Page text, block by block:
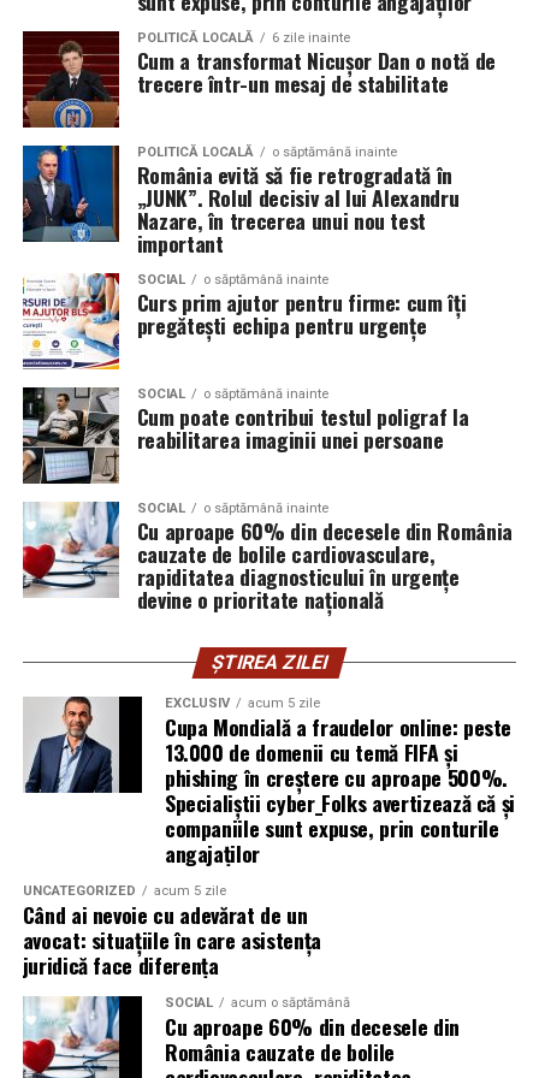
de la oameni, nu de la branduri, iar asta înseamnă că
prezența personală contează la fel de mult ca produsul.
Iuliana Gabriela Enescu
videografie cu dronă. Știe că domeniul ei este dominat
de bărbați și că vizibilitatea ei ca profesionistă este, în
sine, un argument.
Isabela Alexandruoferă servicii de consiliere de cuplu
și psihoterapie. Lucrează zilnic cu oameni care încearcă
să se înțeleagă mai bine și crede că autenticitatea
trebuie să înceapă de la ea.
Oana Teslarueste consultant financiar și expert în
investiții imobiliare. A ales să fie prezentă cu vocea ei
într-un domeniu în care credibilitatea se construiește
greu și se pierde repede.
Mirela Iacobvinde cosmetice naturale și lucrează cu
femei care vor produse în care au încredere. Prezența ei
publică este, pentru clientele ei, primul semn că brandul
Ștefania Filipeste numerolog și lucrează cu
antreprenori care vor să ia decizii mai aliniate cu ce sunt
ei cu adevărat. Alege să fie vizibilă pentru că domeniul ei
câștigă credibilitate prin oameni, nu prin concepte.
Mihaela Antocheactivează în nutriție și sănătate.
Crede că informația corectă ajunge la oamenii potriviți
doar atunci când vine de la o sursă cu chip și nume.
De ce contează vizibilitatea, nu
doar activitatea
Campania „Aleg să fiu vizibilă” (#AlegSaFiuVizibila)
este doar despre fotografie. Este despre o decizie pe
POLITICĂ LOCALĂ 6 zile inainte
Cum a transformat Nicușor Dan o notă de
trecere într-un mesaj de stabilitate
POLITICĂ LOCALĂ o săptămână inainte
România evită să fie retrogradată în
„JUNK”. Rolul decisiv al lui Alexandru
Nazare, în trecerea unui nou test
important
SOCIAL o săptămână inainte
Curs prim ajutor pentru firme: cum îți
pregătești echipa pentru urgențe
SOCIAL o săptămână inainte
Cum poate contribui testul poligraf la
reabilitarea imaginii unei persoane
SOCIAL o săptămână inainte
Cu aproape 60% din decesele din România
cauzate de bolile cardiovasculare,
rapiditatea diagnosticului în urgențe
devine o prioritate națională
ȘTIREA ZILEI
EXCLUSIV acum 5 zile
Cupa Mondială a fraudelor online: peste
13.000 de domenii cu temă FIFA și
phishing în creștere cu aproape 500%.
Specialiștii cyber_Folks avertizează că și
companiile sunt expuse, prin conturile
angajaților
UNCATEGORIZED acum 5 zile
Când ai nevoie cu adevărat de un
avocat: situațiile în care asistența
juridică face diferența
SOCIAL acum o săptămână
Cu aproape 60% din decesele din
România cauzate de bolile